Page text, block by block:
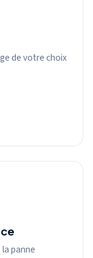
de votre choix
panne